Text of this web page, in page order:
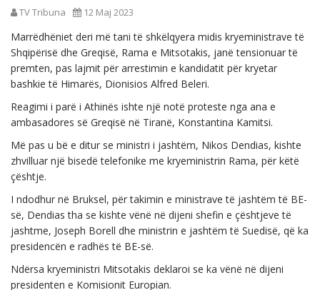
TV Tribuna 12 Maj 2023
Marrëdhëniet deri më tani të shkëlqyera midis kryeministrave të
Shqipërisë dhe Greqisë, Rama e Mitsotakis, janë tensionuar të
premten, pas lajmit për arrestimin e kandidatit për kryetar
bashkie të Himarës, Dionisios Alfred Beleri.
Reagimi i parë i Athinës ishte një notë proteste nga ana e
ambasadores së Greqisë në Tiranë, Konstantina Kamitsi.
Më pas u bë e ditur se ministri i jashtëm, Nikos Dendias, kishte
zhvilluar një bisedë telefonike me kryeministrin Rama, për këtë
çështje.
I ndodhur në Bruksel, për takimin e ministrave të jashtëm të BE-
së, Dendias tha se kishte vënë në dijeni shefin e çështjeve të
jashtme, Joseph Borell dhe ministrin e jashtëm të Suedisë, që ka
presidencën e radhës të BE-së.
Ndërsa kryeministri Mitsotakis deklaroi se ka vënë në dijeni
presidenten e Komisionit Europian.